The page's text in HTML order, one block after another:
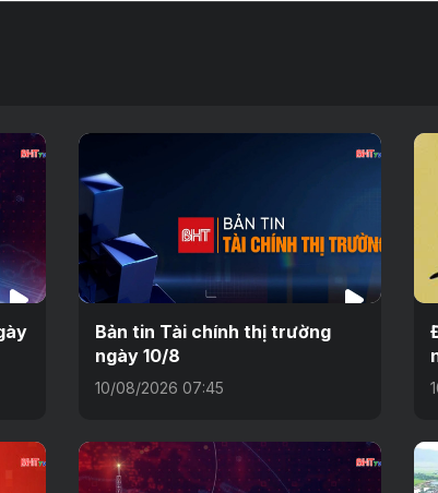
Bản tin Tài chính thị trường
ngày 10/8
10/08/2026 07:45